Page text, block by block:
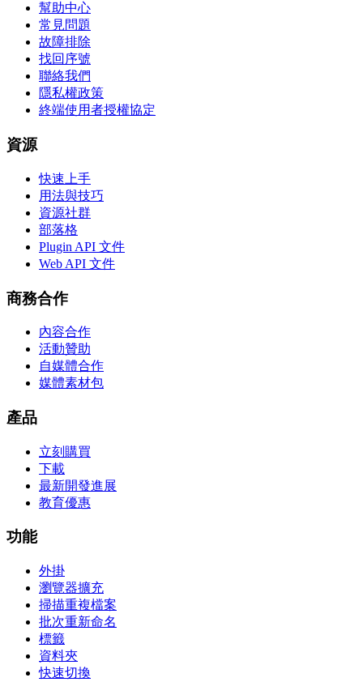
幫助中心
常見問題
故障排除
找回序號
聯絡我們
隱私權政策
終端使用者授權協定
資源
快速上手
用法與技巧
資源社群
部落格
Plugin API 文件
Web API 文件
商務合作
內容合作
活動贊助
自媒體合作
媒體素材包
產品
立刻購買
下載
最新開發進展
教育優惠
功能
外掛
瀏覽器擴充
掃描重複檔案
批次重新命名
標籤
資料夾
快速切換